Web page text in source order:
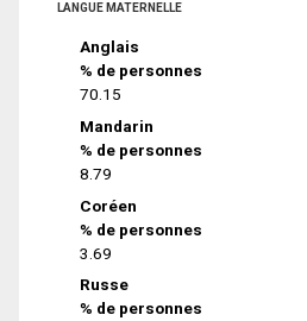
LANGUE MATERNELLE
Anglais
% de personnes
70.15
Mandarin
% de personnes
8.79
Coréen
% de personnes
3.69
Russe
% de personnes